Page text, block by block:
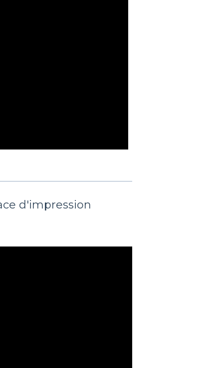
d'impression